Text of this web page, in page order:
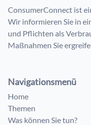
ConsumerConnect ist
Wir informieren Sie in
und Pflichten als
Maßnahmen Sie
Navigationsmenü
Home
Themen
Was können Sie tun?